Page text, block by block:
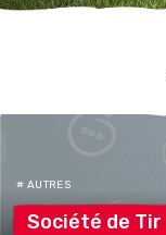
# AUTRES
Société de Tir